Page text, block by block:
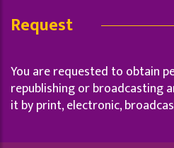
Request
You are requested to obtain
republishing or broadcasting
it by print, electronic,